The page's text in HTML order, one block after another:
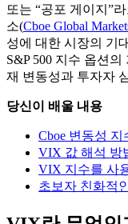
또는 “공포 게이지”
소(Cboe Global
성에 대한 시장의 기
S&P 500 지수 옵션
재 변동성과 투자자
당신이 배울 내용
Cboe 변동성
VIX 값 해석 방
VIX 지수를 사
초보자 친화적